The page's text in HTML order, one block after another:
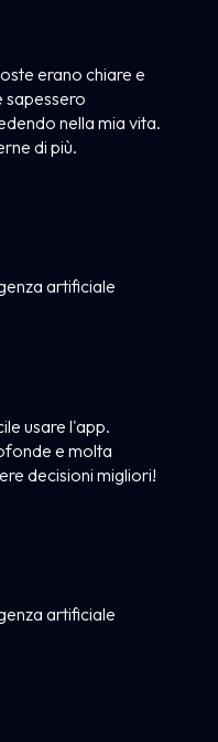
erano chiare e
sapessero
nella mia vita.
di più.
artificiale
usare l'app.
e molta
decisioni migliori!
artificiale